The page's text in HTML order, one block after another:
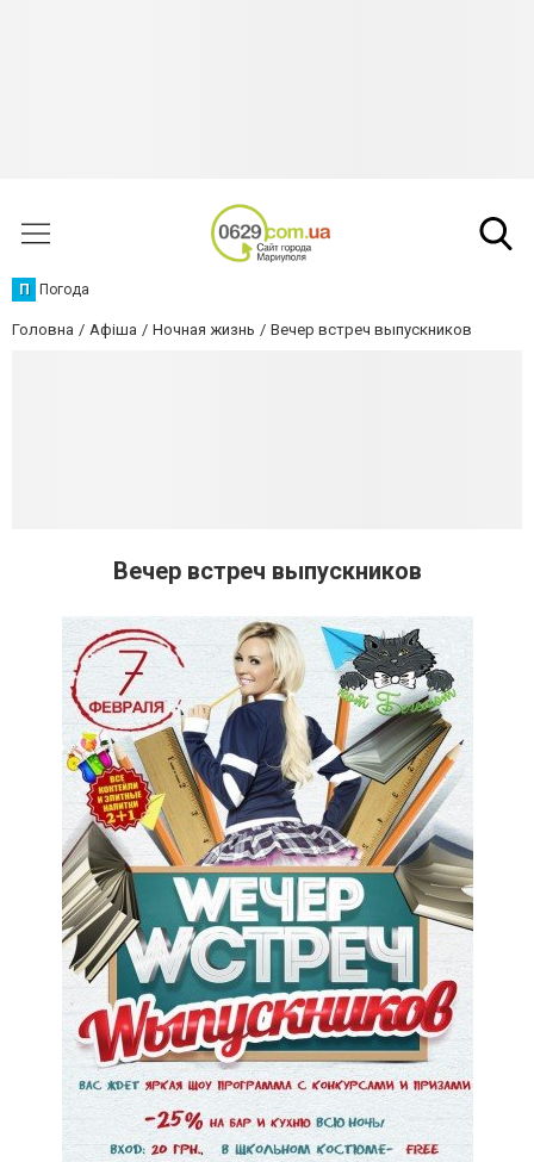
П Погода
Головна Афіша Ночная жизнь Вечер встреч выпускников
Вечер встреч выпускников